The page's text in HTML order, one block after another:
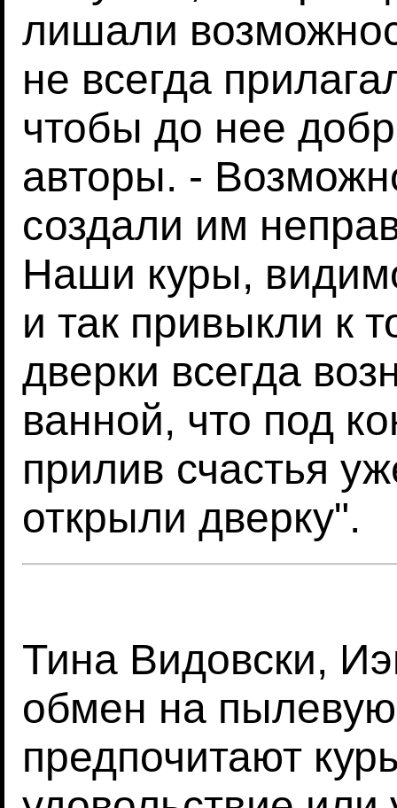
лишали
не всегда
чтобы до нее
авторы. -
создали им
Наши куры,
и так привыкли к
дверки всегда
ванной, что под
прилив счастья
открыли дверку".
Тина Видовски,
обмен на
предпочитают